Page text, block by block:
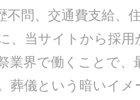
不問、交通費支給、
、当サイトから採
業界で働くことで
葬儀という暗いイ